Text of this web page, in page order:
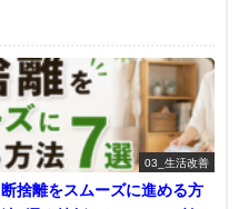
03_生活改善
断捨離をスムーズに進める方